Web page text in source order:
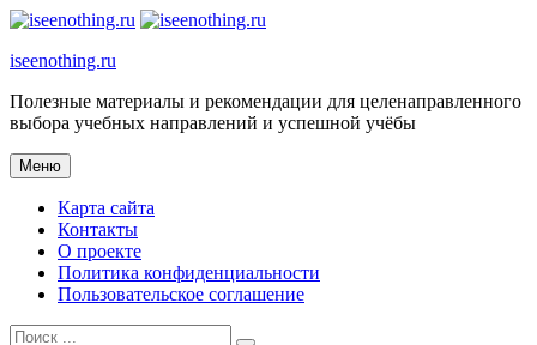
Перейти
содержимому
iseenothing.ru
Полезные материалы и рекомендации для целенаправленного
выбора учебных направлений и успешной учёбы
Меню
Карта сайта
Контакты
О проекте
Политика конфиденциальности
Пользовательское соглашение
Найти: